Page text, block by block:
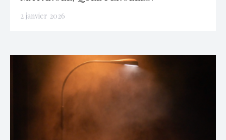
2 janvier 2026